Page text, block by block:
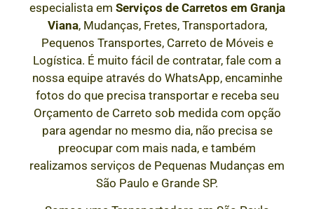
especialista em Serviços de Carretos em Granja
Viana, Mudanças, Fretes, Transportadora,
Pequenos Transportes, Carreto de Móveis e
Logística. É muito fácil de contratar, fale com a
nossa equipe através do WhatsApp, encaminhe
fotos do que precisa transportar e receba seu
Orçamento de Carreto sob medida com opção
para agendar no mesmo dia, não precisa se
preocupar com mais nada, e também
realizamos serviços de Pequenas Mudanças em
São Paulo e Grande SP.